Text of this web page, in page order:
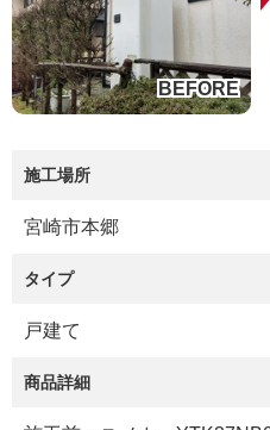
施工場所
宮崎市本郷
タイプ
戸建て
商品詳細